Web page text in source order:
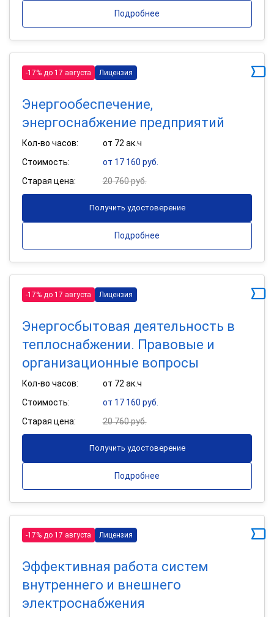
Подробнее
-17% до 17 августа Лицензия
Энергообеспечение,
энергоснабжение предприятий
Кол-во часов:
от 72 ак.ч
Стоимость:
от 17 160 руб.
Старая цена:
20 760 руб.
Получить удостоверение
Подробнее
-17% до 17 августа Лицензия
Энергосбытовая деятельность в
теплоснабжении. Правовые и
организационные вопросы
Кол-во часов:
от 72 ак.ч
Стоимость:
от 17 160 руб.
Старая цена:
20 760 руб.
Получить удостоверение
Подробнее
-17% до 17 августа Лицензия
Эффективная работа систем
внутреннего и внешнего
электроснабжения